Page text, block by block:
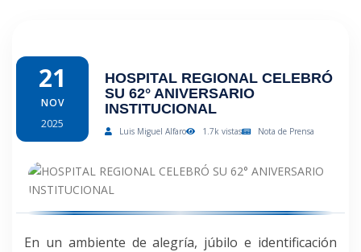
21
NOV
2025
HOSPITAL REGIONAL CELEBRÓ
SU 62° ANIVERSARIO
INSTITUCIONAL
Luis Miguel Alfaro 1.7k vistas Nota de Prensa
En un ambiente de alegría, júbilo e identificación